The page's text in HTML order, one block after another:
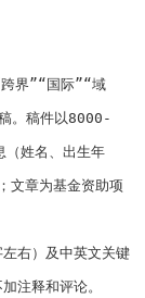
界”“国际”“域
。稿件以8000-
（姓名、出生年
文章为基金资助项
左右）及中英文关键
注释和评论。